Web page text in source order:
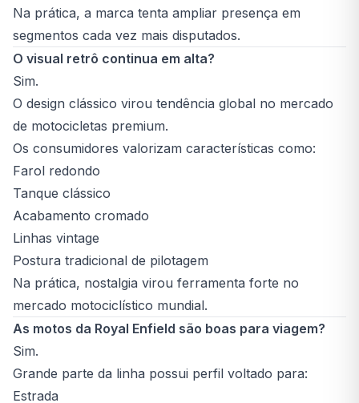
Na prática, a marca tenta ampliar presença em
segmentos cada vez mais disputados.
O visual retrô continua em alta?
Sim.
O design clássico virou tendência global no mercado
de motocicletas premium.
Os consumidores valorizam características como:
Farol redondo
Tanque clássico
Acabamento cromado
Linhas vintage
Postura tradicional de pilotagem
Na prática, nostalgia virou ferramenta forte no
mercado motociclístico mundial.
As motos da Royal Enfield são boas para viagem?
Sim.
Grande parte da linha possui perfil voltado para:
Estrada